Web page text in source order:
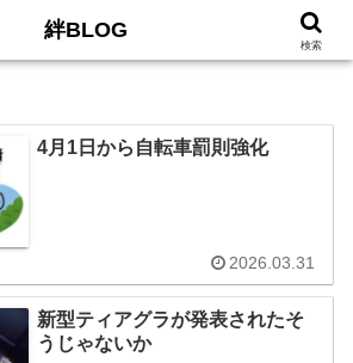
サイトマ
4月1日から自転車罰則強化
2026.03.31
新型ティアグラが発表されたそ
うじゃないか
絆BLOG
検索